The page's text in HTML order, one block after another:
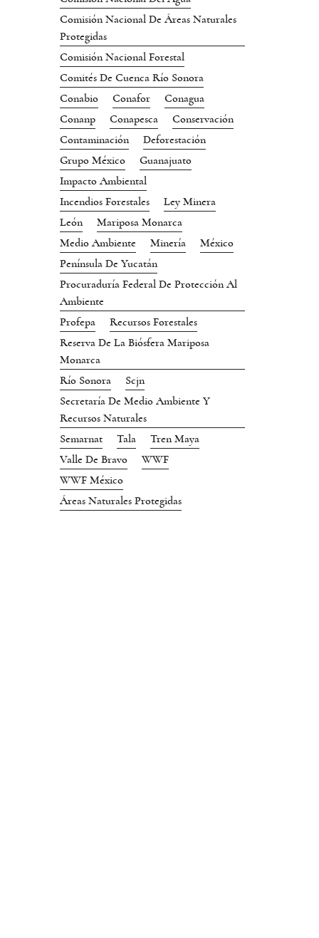
Comisión Nacional De Áreas Naturales
Protegidas
Comisión Nacional Forestal
Comités De Cuenca Río Sonora
Conabio
Conafor
Conagua
Conanp
Conapesca
Conservación
Contaminación
Deforestación
Grupo México
Guanajuato
Impacto Ambiental
Incendios Forestales
Ley Minera
León
Mariposa Monarca
Medio Ambiente
Minería
México
Península De Yucatán
Procuraduría Federal De Protección Al
Ambiente
Profepa
Recursos Forestales
Reserva De La Biósfera Mariposa
Monarca
Río Sonora
Scjn
Secretaría De Medio Ambiente Y
Recursos Naturales
Semarnat
Tala
Tren Maya
Valle De Bravo
WWF
WWF México
Áreas Naturales Protegidas